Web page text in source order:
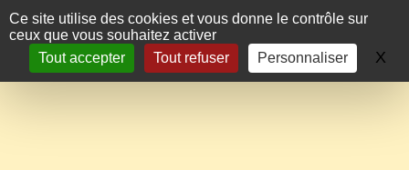
Panneau de gestion des cookies
Ce site utilise des cookies et vous donne le contrôle sur
ceux que vous souhaitez activer
Tout accepter
Tout refuser Personnaliser X